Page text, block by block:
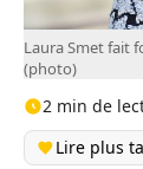
Laura Smet fait
(photo)
2 min de
Lire plus